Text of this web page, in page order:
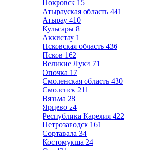
Покровск 15
Атырауская область 441
Атырау 410
Кульсары 8
Аккистау 1
Псковская область 436
Псков 162
Великие Луки 71
Опочка 17
Смоленская область 430
Смоленск 211
Вязьма 28
Ярцево 24
Республика Карелия 422
Петрозаводск 161
Сортавала 34
Костомукша 24